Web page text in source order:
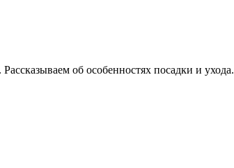
об особенностях посадки и ухода.